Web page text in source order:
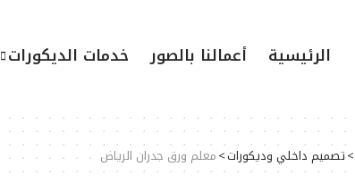
الرئيسية أعمالنا بالصور خدمات الديكورات
>تصميم داخلي وديكورات>معلم ورق جدران الرياض